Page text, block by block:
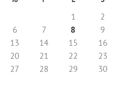
1
2
6 7 8
9
13 14 15
16
20 21 22
23
27 28 29
30